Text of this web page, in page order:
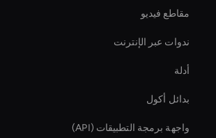
مقاطع فيديو
ندوات عبر الإنترنت
أدلة
بدائل أكول
واجهة برمجة التطبيقات (API)